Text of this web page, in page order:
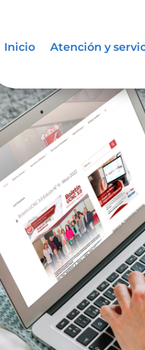
Inicio Atención y